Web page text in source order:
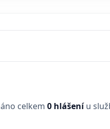
celkem 0 hlášeníu